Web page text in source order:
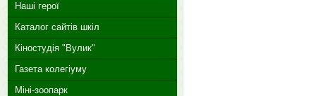
Наші герої
Каталог сайтів шкіл
Кіностудія "Вулик"
Газета колегіуму
Міні-зоопарк